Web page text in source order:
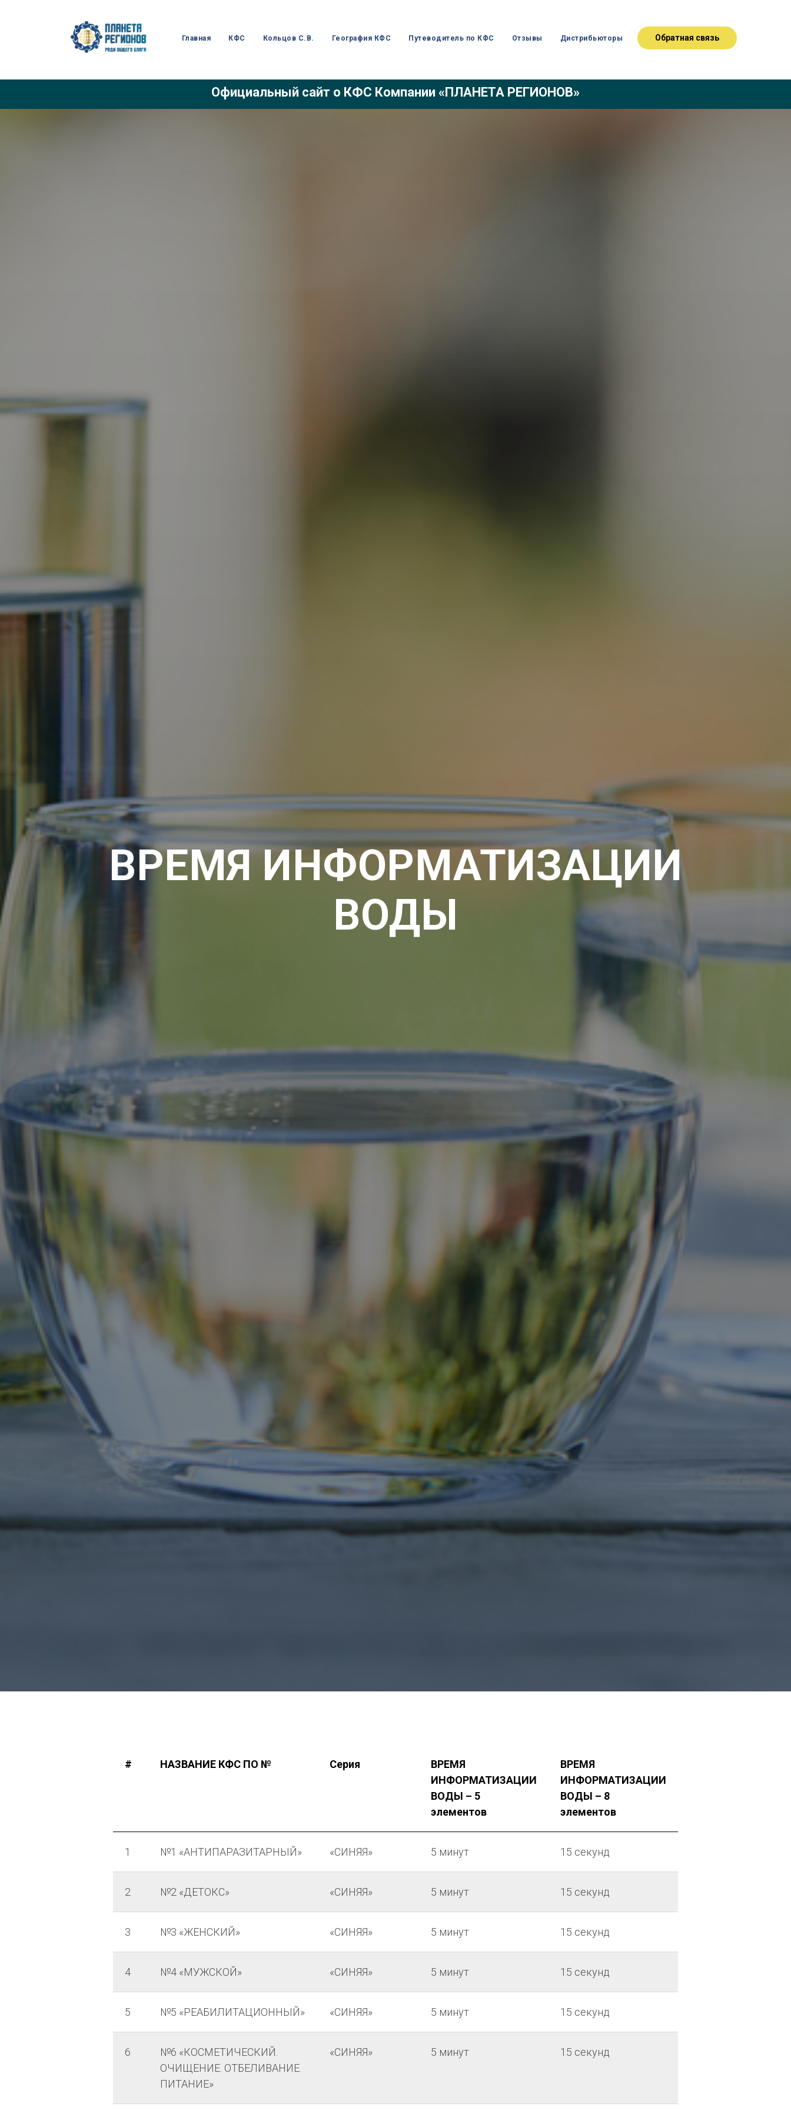
Главная КФС Кольцов С.В. География КФС Путеводитель по КФС Отзывы Дистрибьюторы Обратная связь
Официальный сайт о КФС Компании «ПЛАНЕТА РЕГИОНОВ»
ВРЕМЯ ИНФОРМАТИЗАЦИИ
ВОДЫ
# НАЗВАНИЕ КФС ПО № Серия
ВРЕМЯ
ИНФОРМАТИЗАЦИИ
ВОДЫ – 5
элементов
ВРЕМЯ
ИНФОРМАТИЗАЦИИ
ВОДЫ – 8
элементов
1 №1 «АНТИПАРАЗИТАРНЫЙ» «СИНЯЯ» 5 минут 15 секунд
2 №2 «ДЕТОКС» «СИНЯЯ» 5 минут 15 секунд
3 №3 «ЖЕНСКИЙ» «СИНЯЯ» 5 минут 15 секунд
4 №4 «МУЖСКОЙ» «СИНЯЯ» 5 минут 15 секунд
5 №5 «РЕАБИЛИТАЦИОННЫЙ» «СИНЯЯ» 5 минут 15 секунд
6
№6 «КОСМЕТИЧЕСКИЙ.
ОЧИЩЕНИЕ. ОТБЕЛИВАНИЕ.
ПИТАНИЕ»
«СИНЯЯ» 5 минут 15 секунд